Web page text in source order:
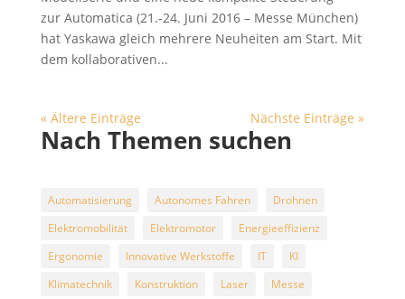
zur Automatica (21.-24. Juni 2016 – Messe München)
hat Yaskawa gleich mehrere Neuheiten am Start. Mit
dem kollaborativen...
« Ältere Einträge Nächste Einträge »
Nach Themen suchen
Automatisierung Autonomes Fahren
Drohnen
Elektromobilität
Elektromotor
Energieeffizienz
Ergonomie
Innovative Werkstoffe IT
KI
Klimatechnik
Konstruktion Laser Messe